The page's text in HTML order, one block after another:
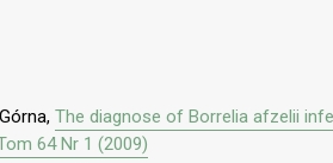
The diagnose of Borrelia afzelii
64 Nr 1 (2009)